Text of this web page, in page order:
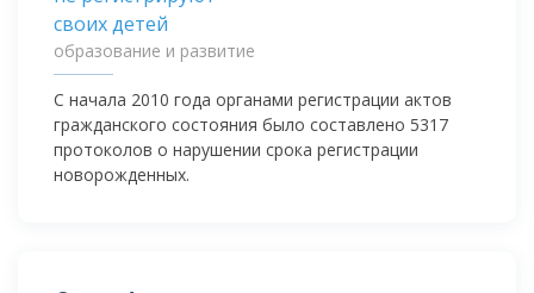
образование и развитие
С начала 2010 года органами регистрации актов
гражданского состояния было составлено 5317
протоколов о нарушении срока регистрации
новорожденных.